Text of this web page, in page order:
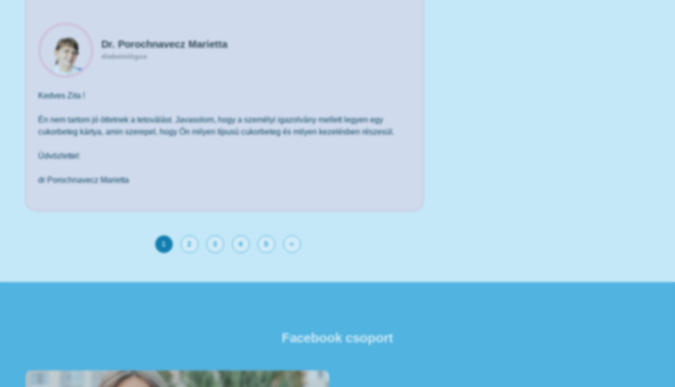
Dr. Porochnavecz Marietta
diabetológus
Kedves Zita !
Én nem tartom jó ötletnek a tetoválást. Javasolom, hogy a személyi igazolvány mellett legyen egy
cukorbeteg kártya, amin szerepel, hogy Ön milyen típusú cukorbeteg és milyen kezelésben részesül.
Üdvözlettel:
dr Porochnavecz Marietta
1 2 3 4 5 »
Facebook csoport